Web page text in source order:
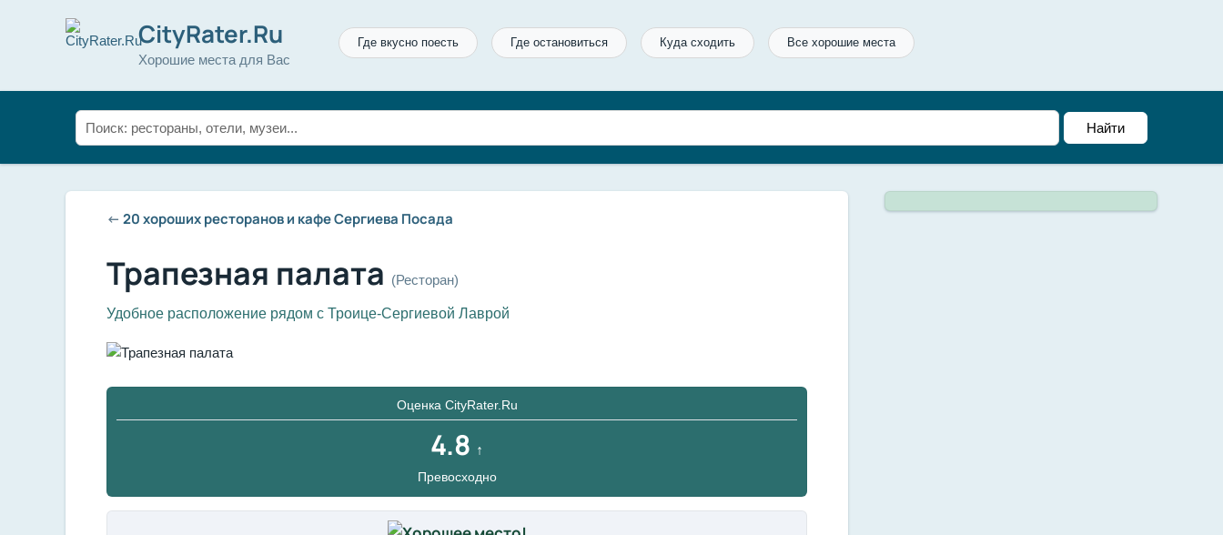
CityRater.Ru
Хорошие места для Вас
Где вкусно поесть Где остановиться Куда сходить Все хорошие места
← 20 хороших ресторанов и кафе Сергиева Посада
Трапезная палата (Ресторан)
Удобное расположение рядом с Троице-Сергиевой Лаврой
Оценка CityRater.Ru
4.8 ↑
Превосходно